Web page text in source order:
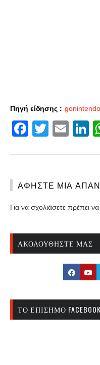
Πηγή είδησης :
Facebook
Twitter
ΑΦΉΣΤΕ ΜΙΑ
Για να σχολιάσετε πρέπει να
ΑΚΟΛΟΥΘΉΣΤΕ ΜΑΣ
ΤΟ ΕΠΊΣΗΜΟ